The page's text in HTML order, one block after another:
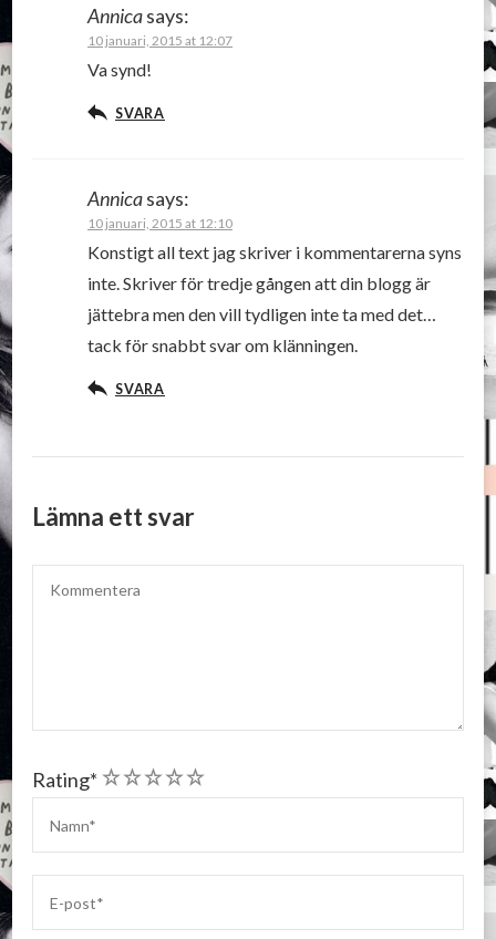
Annicasays:
10 januari, 2015 at 12:07
Va synd!
SVARA
Annicasays:
10 januari, 2015 at 12:10
Konstigt all text jag skriver i kommentarerna syns
inte. Skriver för tredje gången att din blogg är
jättebra men den vill tydligen inte ta med det…
tack för snabbt svar om klänningen.
SVARA
Lämna ett svar
Rating* 5
4
3
2
1